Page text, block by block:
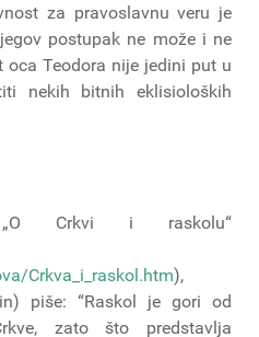
za pravoslavnu veru je
postupak ne može i ne
oca Teodora nije jedini put u
nekih bitnih eklisioloških
Crkvi i raskolu“
Crkva_i_raskol.htm),
piše: “Raskol je gori od
zato što predstavlja